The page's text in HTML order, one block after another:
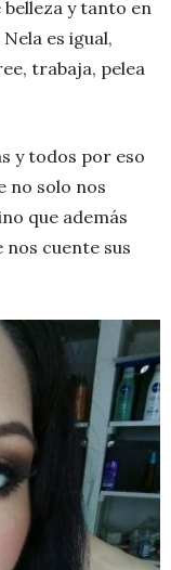
y tanto en
es igual,
trabaja, pelea
y todos por eso
no solo nos
que además
cuente sus